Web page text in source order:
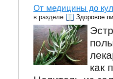
От медицины до
в разделе Здоровое
как